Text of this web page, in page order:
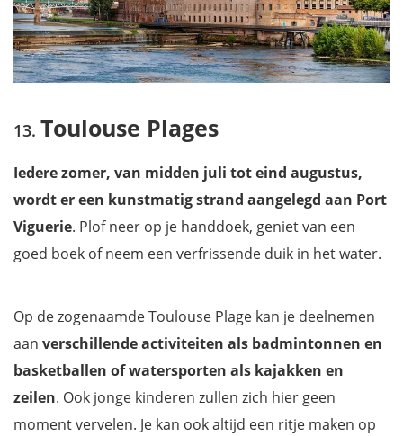
Toulouse Plages
Iedere zomer, van midden juli tot eind augustus,
wordt er een kunstmatig strand aangelegd aan Port
Viguerie. Plof neer op je handdoek, geniet van een
goed boek of neem een verfrissende duik in het water.
Op de zogenaamde Toulouse Plage kan je deelnemen
aan verschillende activiteiten als badmintonnen en
basketballen of watersporten als kajakken en
zeilen. Ook jonge kinderen zullen zich hier geen
moment vervelen. Je kan ook altijd een ritje maken op